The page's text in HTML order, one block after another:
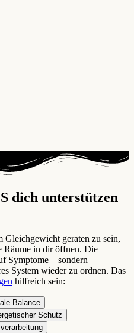
dich unterstützen
Gleichgewicht geraten zu sein,
Räume in dir öffnen. Die
Symptome – sondern
System wieder zu ordnen. Das
hilfreich sein:
Balance
Schutz